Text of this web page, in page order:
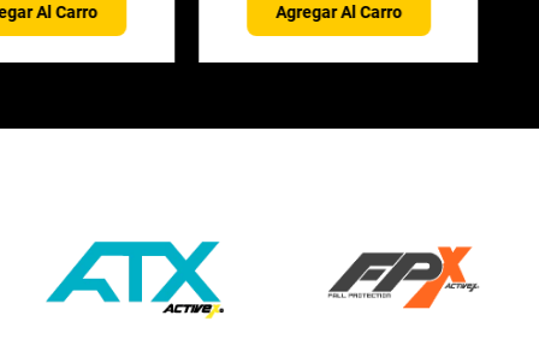
Al Carro Agregar Al Carro